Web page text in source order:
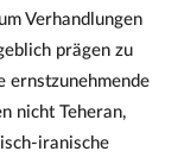
Verhandlungen
prägen zu
ernstzunehmende
nicht Teheran,
iranische